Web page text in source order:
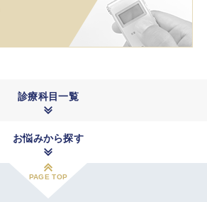
診療科目一覧
お悩みから探す
PAGE TOP